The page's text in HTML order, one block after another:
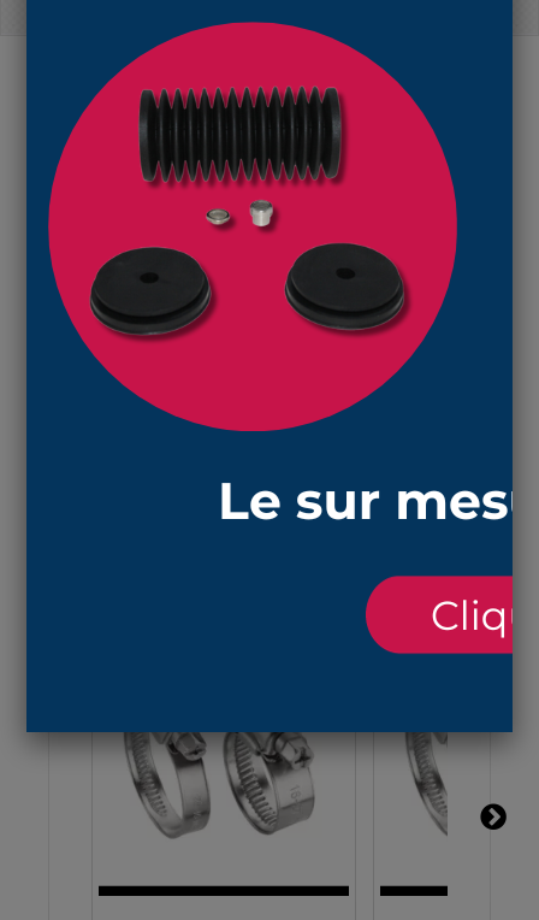
EN SAVOIR PLUS
Réf : 1133 NBR : soufflet de protection en
avec ouvertures 8mm et 20mm.
La longueur minimale (compressée) est 25mm
et la longueur maximale ( étirée) est 56mm.
NBRest une matière nitrile noire qui résiste aux
huiles , aux graisses et à l'essence.
Vous trouverez les colliers de serrage adaptés
en suivant ce lien
pour l'ouverture de 8 mm.